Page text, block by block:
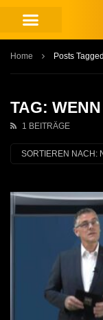
Home Posts
TAG:
1 BEITRÄGE
SORTIEREN NACH: